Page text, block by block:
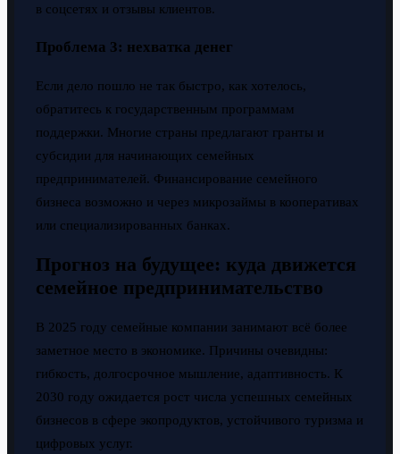
в соцсетях и отзывы клиентов.
Проблема 3: нехватка денег
Если дело пошло не так быстро, как хотелось,
обратитесь к государственным программам
поддержки. Многие страны предлагают гранты и
субсидии для начинающих семейных
предпринимателей. Финансирование семейного
бизнеса возможно и через микрозаймы в кооперативах
или специализированных банках.
Прогноз на будущее: куда движется
семейное предпринимательство
В 2025 году семейные компании занимают всё более
заметное место в экономике. Причины очевидны:
гибкость, долгосрочное мышление, адаптивность. К
2030 году ожидается рост числа успешных семейных
бизнесов в сфере экопродуктов, устойчивого туризма и
цифровых услуг.